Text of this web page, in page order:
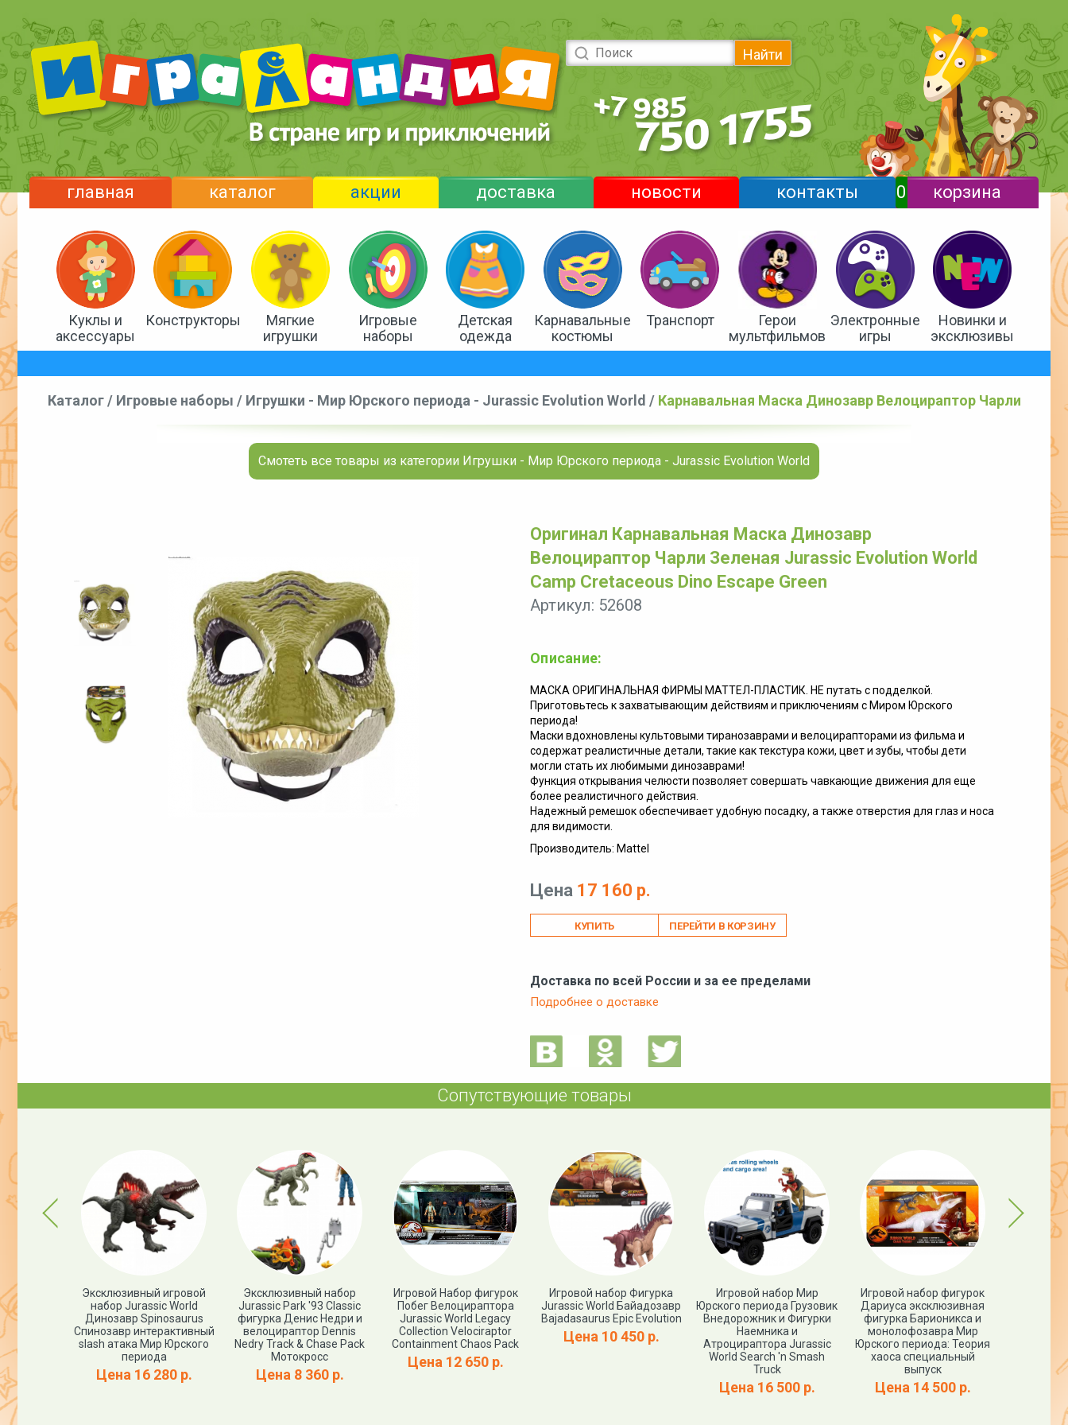
Найти
главная каталог акции доставка новости контакты 0 корзина
Куклы и
аксессуары
Конструкторы
Мягкие
игрушки
Игровые
наборы
Детская
одежда
Карнавальные
костюмы
Транспорт
Герои
мультфильмов
Электронные
игры
Новинки и
эксклюзивы
Каталог/ Игровые наборы / Игрушки - Мир Юрского периода - Jurassic Evolution World / Карнавальная Маска Динозавр Велоцираптор Чарли
Смотеть все товары из категории Игрушки - Мир Юрского периода - Jurassic Evolution World
Оригинал Карнавальная Маска Динозавр
Велоцираптор Чарли Зеленая Jurassic Evolution World
Camp Cretaceous Dino Escape Green
Артикул: 52608
Описание:
МАСКА ОРИГИНАЛЬНАЯ ФИРМЫ МАТТЕЛ-ПЛАСТИК. НЕ путать с подделкой.
Приготовьтесь к захватывающим действиям и приключениям с Миром Юрского
периода! ​
​Маски вдохновлены культовыми тиранозаврами и велоцирапторами из фильма и
содержат реалистичные детали, такие как текстура кожи, цвет и зубы, чтобы дети
могли стать их любимыми динозаврами! ​
​Функция открывания челюсти позволяет совершать чавкающие движения для еще
более реалистичного действия. ​
​Надежный ремешок обеспечивает удобную посадку, а также отверстия для глаз и носа
для видимости.
Производитель: Mattel
Цена 17 160 р.
ПЕРЕЙТИ В КОРЗИНУ
Доставка по всей России и за ее пределами
Подробнее о доставке
Сопутствующие товары
Previous
фигурка
р.
Эксклюзивный игровой
набор Jurassic World
Динозавр Spinosaurus
Спинозавр интерактивный
slash атака Мир Юрского
периода
Цена 16 280 р.
Эксклюзивный набор
Jurassic Park '93 Classic
фигурка Денис Недри и
велоцираптор Dennis
Nedry Track & Chase Pack
Мотокросс
Цена 8 360 р.
Игровой Набор фигурок
Побег Велоцираптора
Jurassic World Legacy
Collection Velociraptor
Containment Chaos Pack
Цена 12 650 р.
Игровой набор Фигурка
Jurassic World Байадозавр
Bajadasaurus Epic Evolution
Цена 10 450 р.
Игровой набор Мир
Юрского периода Грузовик
Внедорожник и Фигурки
Наемника и
Атроцираптора Jurassic
World Search 'n Smash
Truck
Цена 16 500 р.
Игровой набор фигурок
Дариуса эксклюзивная
фигурка Барионикса и
монолофозавра Мир
Юрского периода: Теория
хаоса специальный
выпуск
Цена 14 500 р.
Next